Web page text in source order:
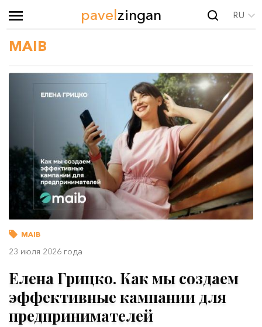
pavelzingan RU
MAIB
MAIB
23 июля 2026 года
Елена Грицко. Как мы создаем
эффективные кампании для
предпринимателей